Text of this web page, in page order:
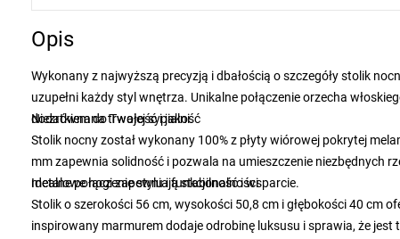
Opis
Wykonany z najwyższą precyzją i dbałością o szczegóły stolik
uzupełni każdy styl wnętrza. Unikalne połączenie orzecha
dodatkiem do Twojej sypialni.
Niezrównana trwałość i jakość
Stolik nocny został wykonany 100% z płyty wiórowej pokrytej
mm zapewnia solidność i pozwala na umieszczenie niezbędnych
metalowe nogi zapewniają stabilność i wsparcie.
Idealne połączenie stylu i funkcjonalności
Stolik o szerokości 56 cm, wysokości 50,8 cm i głębokości 40 cm
inspirowany marmurem dodaje odrobinę luksusu i sprawia, że